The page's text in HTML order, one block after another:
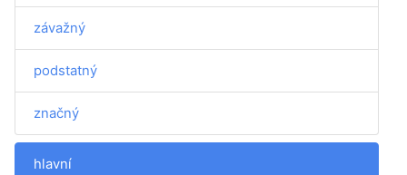
závažný
podstatný
značný
hlavní